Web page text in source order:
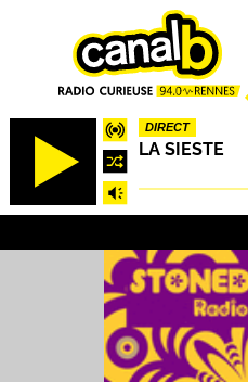
DIRECT
LA SIESTE